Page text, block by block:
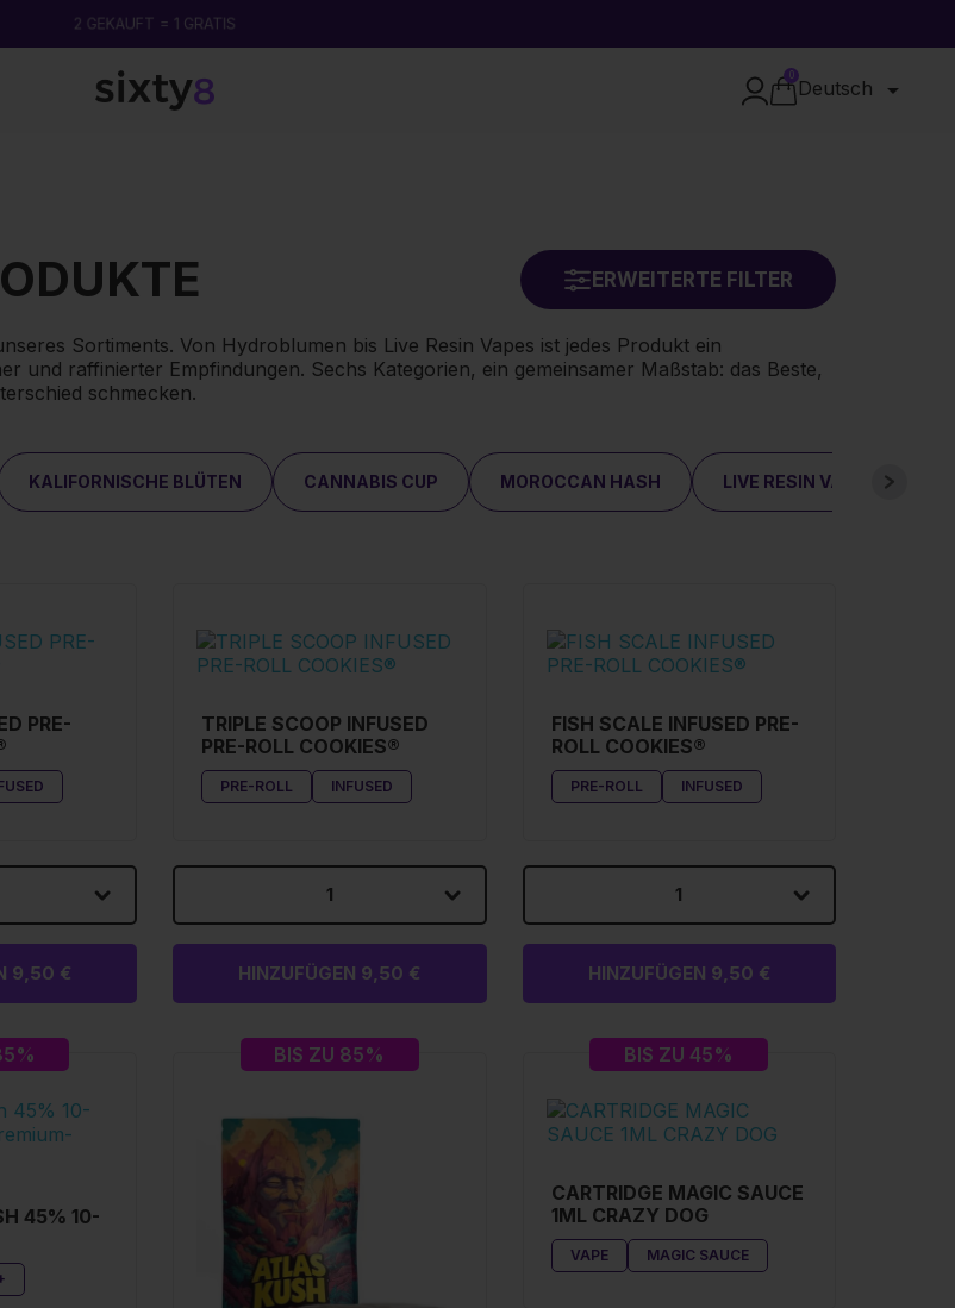
2 GEKAUFT = 1 GRATIS
0
Deutsch 
ERWEITERTE FILTER
Sortiments. Von Hydroblumen bis Live Resin Vapes ist jedes Produkt ein
und raffinierter Empfindungen. Sechs Kategorien, ein gemeinsamer Maßstab: das Beste,
schmecken.
KALIFORNISCHE BLÜTEN CANNABIS CUP MOROCCAN HASH LIVE RESIN VAPES
PRE-
HINZUFÜGEN 9,50 €
TRIPLE SCOOP INFUSED
PRE-ROLL COOKIES®
PRE-ROLL INFUSED
1
HINZUFÜGEN 9,50 €
FISH SCALE INFUSED PRE-
ROLL COOKIES®
PRE-ROLL INFUSED
1
HINZUFÜGEN 9,50 €
45% 10-
BIS ZU 85% BIS ZU 45%
CARTRIDGE MAGIC SAUCE
1ML CRAZY DOG
VAPE MAGIC SAUCE